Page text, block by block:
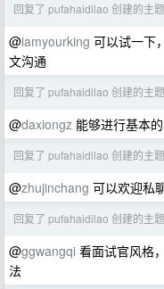
回复了 pufahaidilao 创建的主题
@iamyourking 可以试一下
文沟通
回复了 pufahaidilao 创建的主题
@daxiongz 能够进行基本
回复了 pufahaidilao 创建的主题
@zhujinchang 可以欢迎私
回复了 pufahaidilao 创建的主题
@ggwangqi 看面试官风格
法